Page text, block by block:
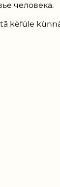
человека.
kèfúle